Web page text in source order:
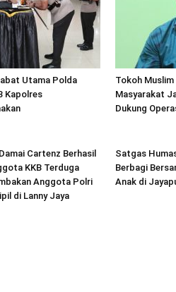
Utama Polda
Kapolres
Tokoh
Masyarakat
Dukung
Cartenz Berhasil
KKB Terduga
Anggota Polri
di Lanny Jaya
Satgas
Berbagi
Anak di